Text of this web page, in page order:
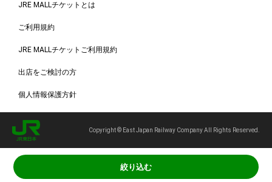
絞り込む
JRE MALLチケットとは
ご利用規約
JRE MALLチケットご利用規約
出店をご検討の方
個人情報保護方針
Copyright © East Japan Railway Company All Rights Reserved.